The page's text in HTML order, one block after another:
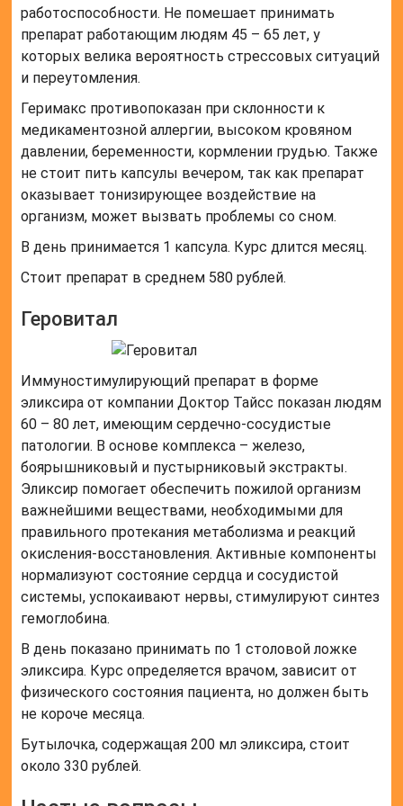
работоспособности. Не помешает принимать
препарат работающим людям 45 – 65 лет, у
которых велика вероятность стрессовых ситуаций
и переутомления.
Геримакс противопоказан при склонности к
медикаментозной аллергии, высоком кровяном
давлении, беременности, кормлении грудью. Также
не стоит пить капсулы вечером, так как препарат
оказывает тонизирующее воздействие на
организм, может вызвать проблемы со сном.
В день принимается 1 капсула. Курс длится месяц.
Стоит препарат в среднем 580 рублей.
Геровитал
Иммуностимулирующий препарат в форме
эликсира от компании Доктор Тайсс показан людям
60 – 80 лет, имеющим сердечно-сосудистые
патологии. В основе комплекса – железо,
боярышниковый и пустырниковый экстракты.
Эликсир помогает обеспечить пожилой организм
важнейшими веществами, необходимыми для
правильного протекания метаболизма и реакций
окисления-восстановления. Активные компоненты
нормализуют состояние сердца и сосудистой
системы, успокаивают нервы, стимулируют синтез
гемоглобина.
В день показано принимать по 1 столовой ложке
эликсира. Курс определяется врачом, зависит от
физического состояния пациента, но должен быть
не короче месяца.
Бутылочка, содержащая 200 мл эликсира, стоит
около 330 рублей.